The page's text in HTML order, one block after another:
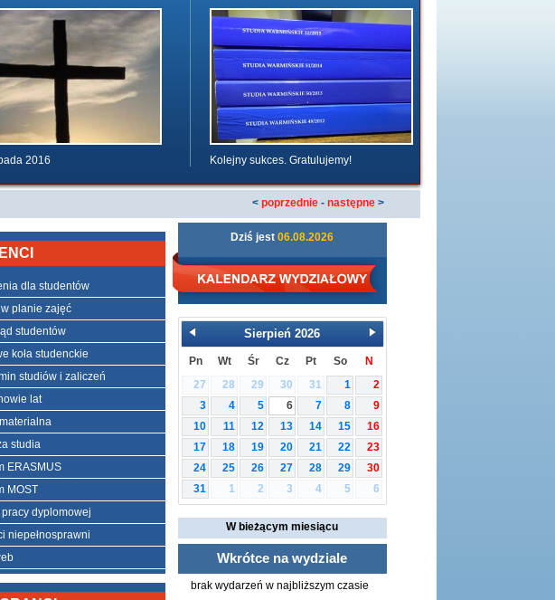
2016 Kolejny sukces. Gratulujemy!
< poprzednie- następne>
dla studentów
planie zajęć
studentów
koła studenckie
studiów i zaliczeń
lat
studia
ERASMUS
MOST
dyplomowej
niepełnosprawni
Dziś jest 06.08.2026
Sierpień 2026
Pn Wt Śr Cz Pt So
N
27
28 29 30 31 1
2
3
4 5 6 7 8
9
10
11 12 13 14 15
16
17
18 19 20 21 22
23
24
25 26 27 28 29
30
31
1 2 3 4 5 6
W bieżącym miesiącu
Wkrótce na wydziale
brak wydarzeń w najbliższym czasie